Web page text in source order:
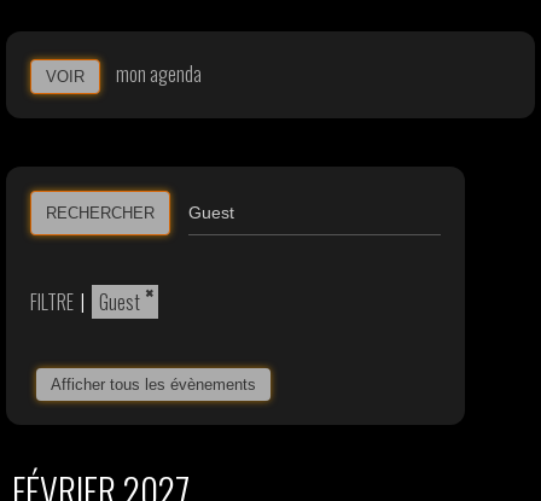
VOIR mon agenda
RECHERCHER
FILTRE | ×
Guest
Afficher tous les évènements